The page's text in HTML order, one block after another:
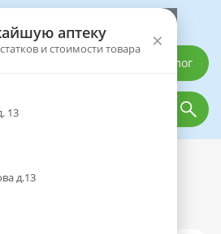
аптеку
и стоимости товара ×
13
д.13
Каталог
питание
БИО д/очищения
1,5г №20